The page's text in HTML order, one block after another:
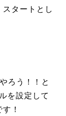
タートとし
ろう！！と
を設定して
！